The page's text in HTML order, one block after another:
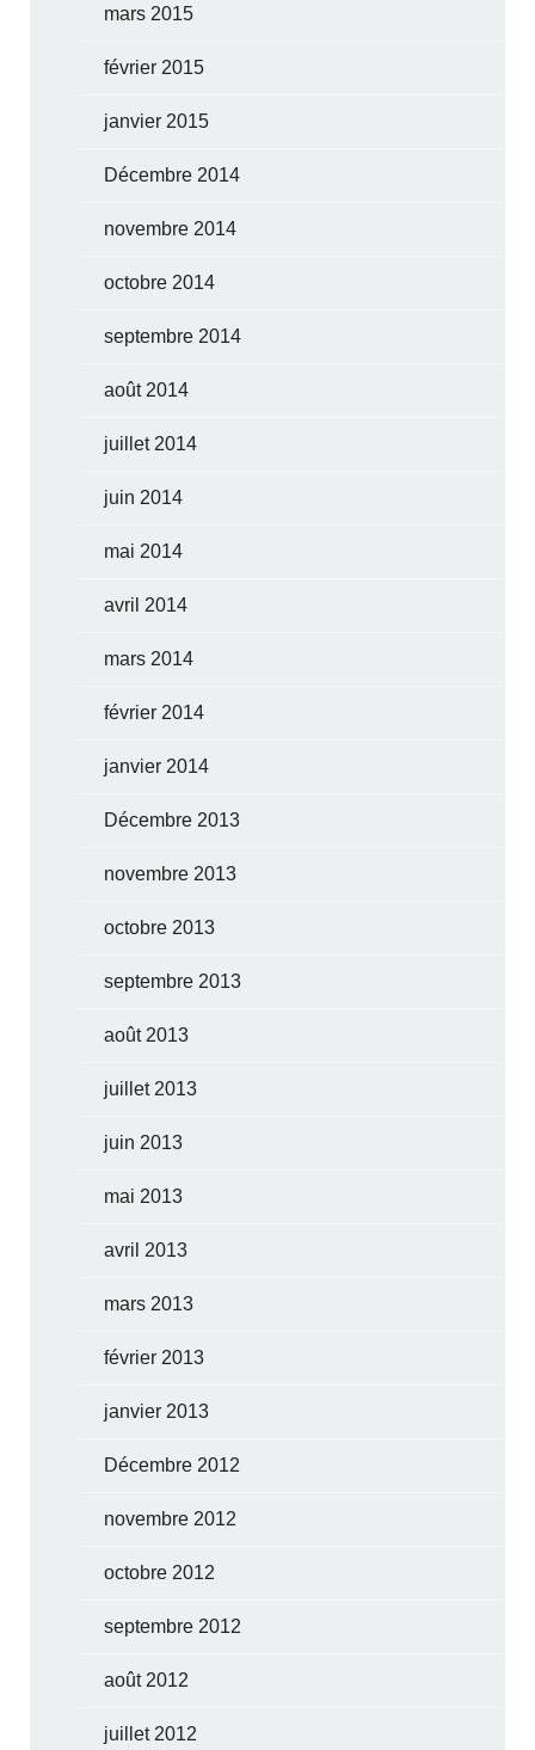
mars 2015
février 2015
janvier 2015
Décembre 2014
novembre 2014
octobre 2014
septembre 2014
août 2014
juillet 2014
juin 2014
mai 2014
avril 2014
mars 2014
février 2014
janvier 2014
Décembre 2013
novembre 2013
octobre 2013
septembre 2013
août 2013
juillet 2013
juin 2013
mai 2013
avril 2013
mars 2013
février 2013
janvier 2013
Décembre 2012
novembre 2012
octobre 2012
septembre 2012
août 2012
juillet 2012